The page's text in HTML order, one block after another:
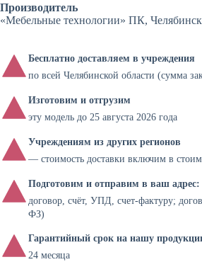
Производитель
«Мебельные технологии» ПК, Челябинск
Бесплатно доставляем в учреждения
по всей Челябинской области (сумма
Изготовим и отгрузим
эту модель до 25 августа 2026 года
Учреждениям из других регионов
— стоимость доставки включим в
Подготовим и отправим в ваш адрес:
договор, счёт, УПД, счет-фактуру;
ФЗ)
Гарантийный срок на нашу
24 месяца